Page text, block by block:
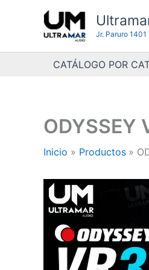
contenido
Jr. Paruro 1401
CATÁLOGO POR
ODYSSEY
Inicio Productos